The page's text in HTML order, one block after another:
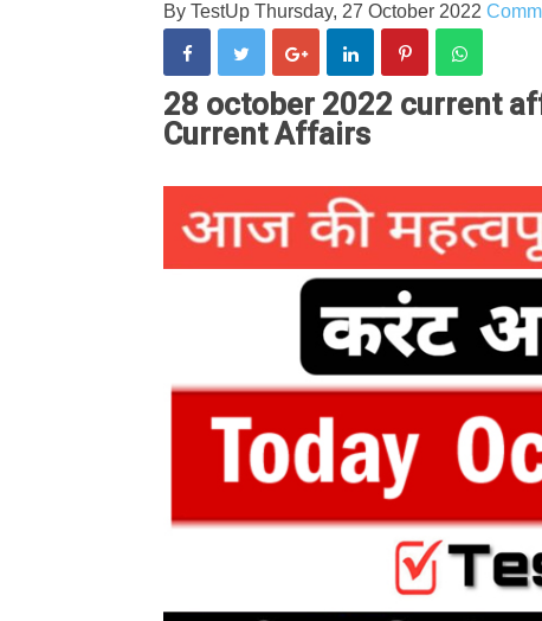
By TestUp Thursday, 27 October 2022
28 october 2022 current
Current Affairs